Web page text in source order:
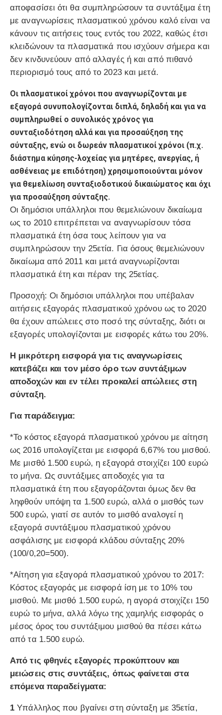
αποφασίσει ότι θα συμπληρώσουν τα συντάξιμα έτη
με αναγνωρίσεις πλασματικού χρόνου καλό είναι να
κάνουν τις αιτήσεις τους εντός του 2022, καθώς έτσι
κλειδώνουν τα πλασματικά που ισχύουν σήμερα και
δεν κινδυνεύουν από αλλαγές ή και από πιθανό
περιορισμό τους από το 2023 και μετά.
Οι πλασματικοί χρόνοι που αναγνωρίζονται με
εξαγορά συνυπολογίζονται διπλά, δηλαδή και για να
συμπληρωθεί ο συνολικός χρόνος για
συνταξιοδότηση αλλά και για προσαύξηση της
σύνταξης, ενώ οι δωρεάν πλασματικοί χρόνοι (π.χ.
διάστημα κύησης-λοχείας για μητέρες, ανεργίας, ή
ασθένειας με επιδότηση) χρησιμοποιούνται μόνον
για θεμελίωση συνταξιοδοτικού δικαιώματος και όχι
για προσαύξηση σύνταξης.
Οι δημόσιοι υπάλληλοι που θεμελιώνουν δικαίωμα
ως το 2010 επιτρέπεται να αναγνωρίσουν τόσα
πλασματικά έτη όσα τους λείπουν για να
συμπληρώσουν την 25ετία. Για όσους θεμελιώνουν
δικαίωμα από 2011 και μετά αναγνωρίζονται
πλασματικά έτη και πέραν της 25ετίας.
Προσοχή: Οι δημόσιοι υπάλληλοι που υπέβαλαν
αιτήσεις εξαγοράς πλασματικού χρόνου ως το 2020
θα έχουν απώλειες στο ποσό της σύνταξης, διότι οι
εξαγορές υπολογίζονται με εισφορές κάτω του 20%.
Η μικρότερη εισφορά για τις αναγνωρίσεις
κατεβάζει και τον μέσο όρο των συντάξιμων
αποδοχών και εν τέλει προκαλεί απώλειες στη
σύνταξη.
Για παράδειγμα:
*Το κόστος εξαγορά πλασματικού χρόνου με αίτηση
ως 2016 υπολογίζεται με εισφορά 6,67% του μισθού.
Με μισθό 1.500 ευρώ, η εξαγορά στοιχίζει 100 ευρώ
το μήνα. Ως συντάξιμες αποδοχές για τα
πλασματικά έτη που εξαγοράζονται όμως δεν θα
ληφθούν υπόψη τα 1.500 ευρώ, αλλά ο μισθός των
500 ευρώ, γιατί σε αυτόν το μισθό αναλογεί η
εξαγορά συντάξιμου πλασματικού χρόνου
ασφάλισης με εισφορά κλάδου σύνταξης 20%
(100/0,20=500).
*Αίτηση για εξαγορά πλασματικού χρόνου το 2017:
Κόστος εξαγοράς με εισφορά ίση με το 10% του
μισθού. Με μισθό 1.500 ευρώ, η αγορά στοιχίζει 150
ευρώ το μήνα, αλλά λόγω της χαμηλής εισφοράς ο
μέσος όρος του συντάξιμου μισθού θα πέσει κάτω
από τα 1.500 ευρώ.
Από τις φθηνές εξαγορές προκύπτουν και
μειώσεις στις συντάξεις, όπως φαίνεται στα
επόμενα παραδείγματα:
1 Υπάλληλος που βγαίνει στη σύνταξη με 35ετία,